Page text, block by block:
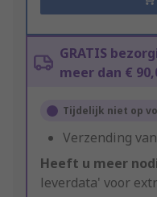
GRATIS
meer dan €
Tijdelijk niet op
Verzending
Heeft u meer
leverdata' voor